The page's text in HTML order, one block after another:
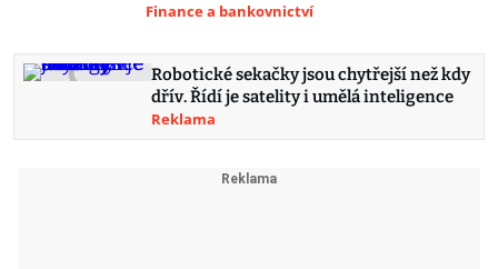
Finance a bankovnictví
Robotické sekačky jsou chytřejší než kdy
dřív. Řídí je satelity i umělá inteligence
Reklama